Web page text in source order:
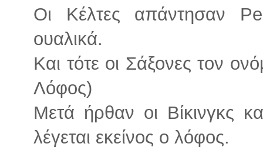
Οι Κέλτες απάντησαν
ουαλικά.
Και τότε οι Σάξονες τον
Λόφος)
Μετά ήρθαν οι Βίκινγκς
λέγεται εκείνος ο λόφος.